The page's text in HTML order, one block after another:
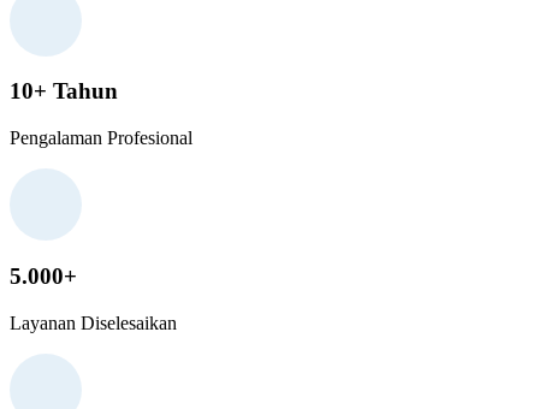
10+ Tahun
Pengalaman Profesional
5.000+
Layanan Diselesaikan